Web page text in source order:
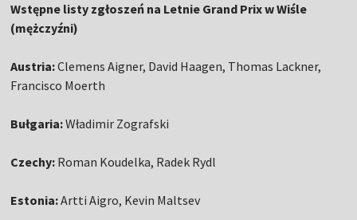
Wstępne listy zgłoszeń na Letnie Grand Prix w Wiśle
(mężczyźni)
Austria:Clemens Aigner, David Haagen, Thomas Lackner,
Francisco Moerth
Bułgaria:Władimir Zografski
Czechy: Roman Koudelka, Radek Rydl
Estonia:Artti Aigro, Kevin Maltsev